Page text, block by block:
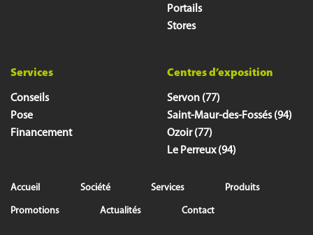
Portails
Stores
Services
Conseils
Pose
Financement
Centres d’exposition
Servon (77)
Saint-Maur-des-Fossés (94)
Ozoir (77)
Le Perreux (94)
Accueil Société Services Produits
Promotions Actualités Contact